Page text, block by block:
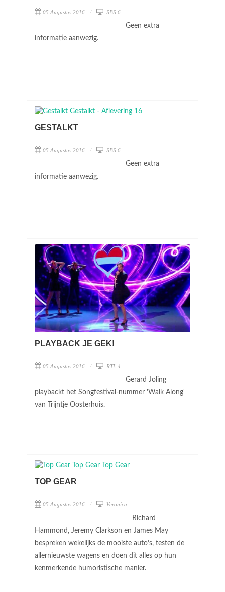
05 Augustus 2016 SBS 6
Geen extra
informatie aanwezig.
GESTALKT
05 Augustus 2016 SBS 6
Geen extra
informatie aanwezig.
PLAYBACK JE GEK!
05 Augustus 2016 RTL 4
Gerard Joling
playbackt het Songfestival-nummer 'Walk Along'
van Trijntje Oosterhuis.
TOP GEAR
05 Augustus 2016 Veronica
Richard
Hammond, Jeremy Clarkson en James May
bespreken wekelijks de mooiste auto’s, testen de
allernieuwste wagens en doen dit alles op hun
kenmerkende humoristische manier.